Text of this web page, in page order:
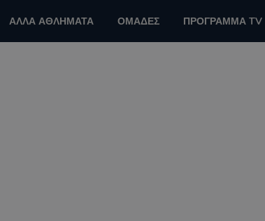
ΑΛΛΑ ΑΘΛΗΜΑΤΑ ΟΜΑΔΕΣ ΠΡΟΓΡΑΜΜΑ TV